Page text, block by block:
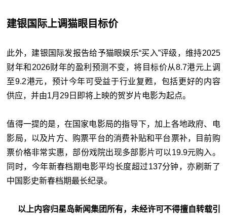
建银国际上调猫眼目标价
此外，建银国际发报告给予猫眼娱乐“买入”评级，维持2025
财年和2026财年的盈利预测不变，将目标价从8.7港元上调
至9.2港元，预计今年可受益于行业复甦，包括更好的内容
供应，并由1月29日即将上映的贺岁片电影为起点。
值得一提的是，在国家电影局的指导下，加上各地政府、电
影局，以及片方、购票平台的消费补贴和平台票补，目前购
票价格非常实惠，部份戏院出现多部影片可以19.9元购入。
同时，今年新春档期电影平均长度超过137分钟，亦刷新了
中国影史新春档期最长纪录。
以上内容归星岛新闻集团所有，未经许可不得擅自转载引